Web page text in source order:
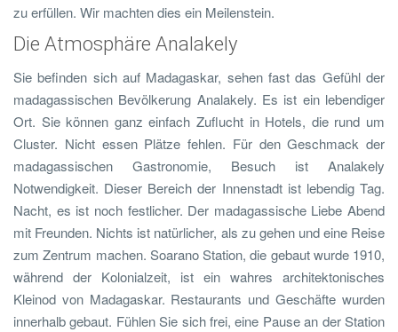
zu erfüllen. Wir machten dies ein Meilenstein.
Die Atmosphäre Analakely
Sie befinden sich auf Madagaskar, sehen fast das Gefühl der
madagassischen Bevölkerung Analakely. Es ist ein lebendiger
Ort. Sie können ganz einfach Zuflucht in Hotels, die rund um
Cluster. Nicht essen Plätze fehlen. Für den Geschmack der
madagassischen Gastronomie, Besuch ist Analakely
Notwendigkeit. Dieser Bereich der Innenstadt ist lebendig Tag.
Nacht, es ist noch festlicher. Der madagassische Liebe Abend
mit Freunden. Nichts ist natürlicher, als zu gehen und eine Reise
zum Zentrum machen. Soarano Station, die gebaut wurde 1910,
während der Kolonialzeit, ist ein wahres architektonisches
Kleinod von Madagaskar. Restaurants und Geschäfte wurden
innerhalb gebaut. Fühlen Sie sich frei, eine Pause an der Station